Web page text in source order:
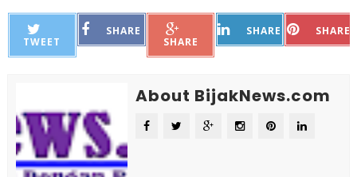
TWEET
SHARE
SHARE
SHARE SHARE
About BijakNews.com